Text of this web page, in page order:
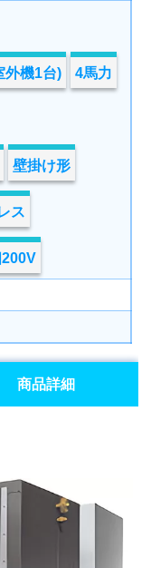
外機1台) 4馬力
壁掛け形
ス
商品詳細